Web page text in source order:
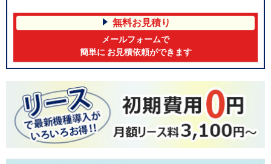
無料お見積り
メールフォームで
簡単に お見積依頼ができます